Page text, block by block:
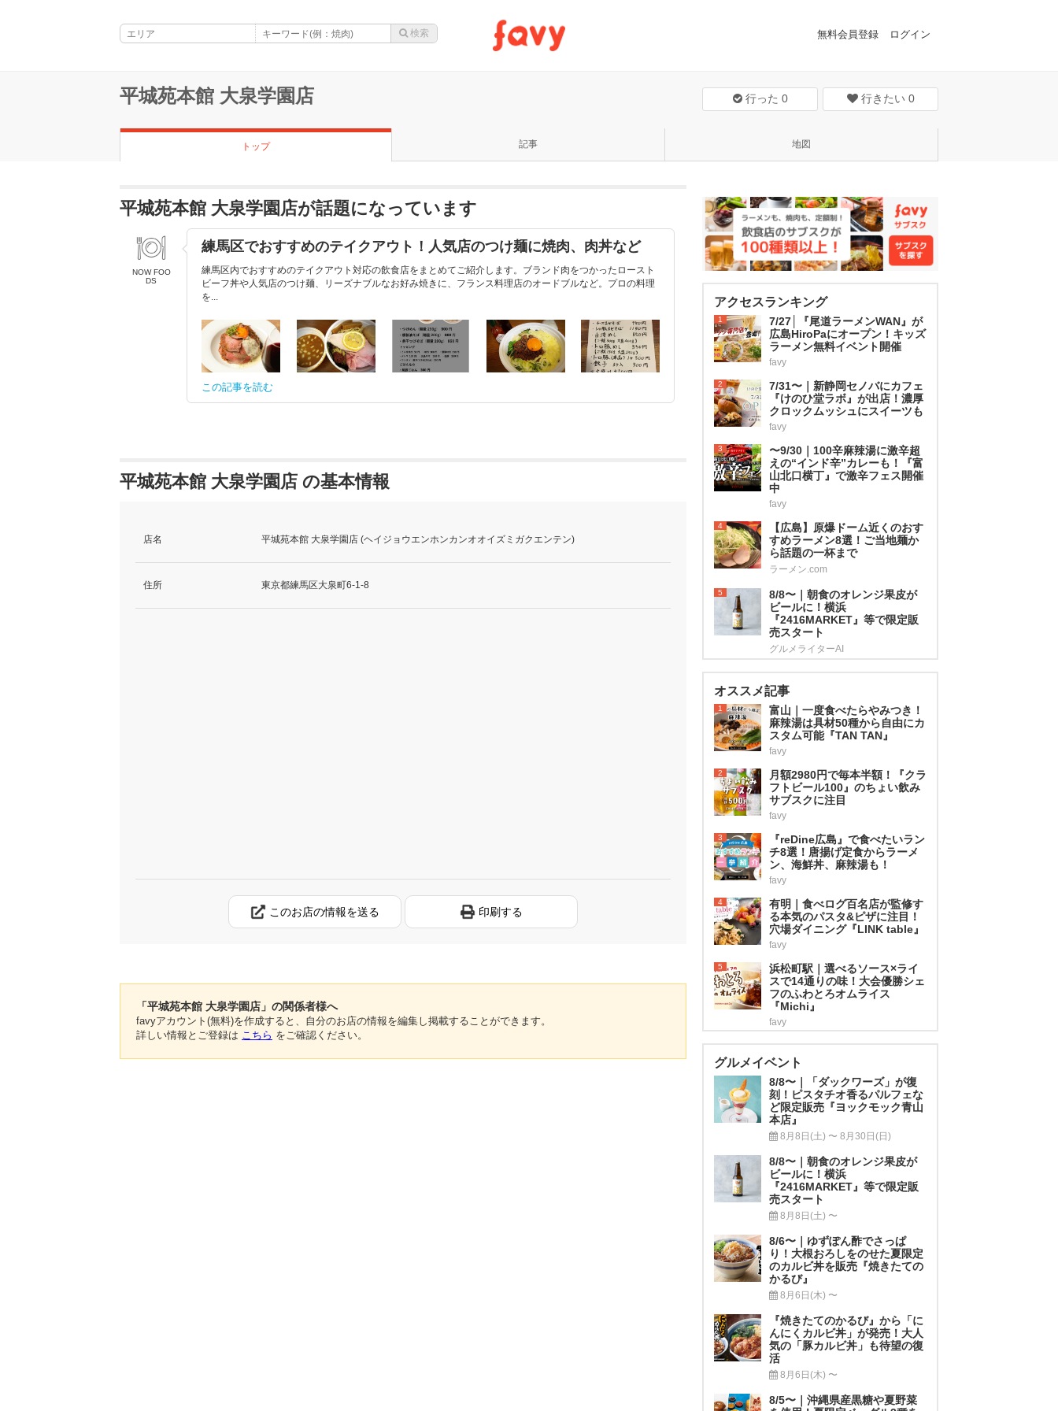
無料会員登録 ログイン
平城苑本館 大泉学園店 行った 0 行きたい 0
トップ 記事 地図
平城苑本館 大泉学園店が話題になっています
NOW FOO
DS
練馬区でおすすめのテイクアウト！人気店のつけ麺に焼肉、肉丼など
練馬区内でおすすめのテイクアウト対応の飲食店をまとめてご紹介します。ブランド肉をつかったロースト
ビーフ丼や人気店のつけ麺、リーズナブルなお好み焼きに、フランス料理店のオードブルなど。プロの料理
を...
この記事を読む
平城苑本館 大泉学園店 の基本情報
店名 平城苑本館 大泉学園店 (ヘイジョウエンホンカンオオイズミガクエンテン)
住所 東京都練馬区大泉町6-1-8
このお店の情報を送る 印刷する
「平城苑本館 大泉学園店」の関係者様へ
favyアカウント(無料)を作成すると、自分のお店の情報を編集し掲載することができます。
詳しい情報とご登録は こちら をご確認ください。
アクセスランキング
1
7/27│『尾道ラーメンWAN』が
広島HiroPaにオープン！キッズ
ラーメン無料イベント開催
favy
2
7/31〜｜新静岡セノバにカフェ
『けのひ堂ラボ』が出店！濃厚
クロックムッシュにスイーツも
favy
3
〜9/30｜100辛麻辣湯に激辛超
えの“インド辛”カレーも！『富
山北口横丁』で激辛フェス開催
中
favy
4
【広島】原爆ドーム近くのおす
すめラーメン8選！ご当地麺か
ら話題の一杯まで
ラーメン.com
5
8/8〜｜朝食のオレンジ果皮が
ビールに！横浜
『2416MARKET』等で限定販
売スタート
グルメライターAI
オススメ記事
1
富山｜一度食べたらやみつき！
麻辣湯は具材50種から自由にカ
スタム可能『TAN TAN』
favy
2
月額2980円で毎本半額！『クラ
フトビール100』のちょい飲み
サブスクに注目
favy
3
『reDine広島』で食べたいラン
チ8選！唐揚げ定食からラーメ
ン、海鮮丼、麻辣湯も！
favy
4
有明｜食べログ百名店が監修す
る本気のパスタ&ピザに注目！
穴場ダイニング『LINK table』
favy
5
浜松町駅｜選べるソース×ライ
スで14通りの味！大会優勝シェ
フのふわとろオムライス
『Michi』
favy
グルメイベント
8/8〜｜「ダックワーズ」が復
刻！ピスタチオ香るパルフェな
ど限定販売『ヨックモック青山
本店』
8月8日(土) 〜 8月30日(日)
8/8〜｜朝食のオレンジ果皮が
ビールに！横浜
『2416MARKET』等で限定販
売スタート
8月8日(土) 〜
8/6〜｜ゆずぽん酢でさっぱ
り！大根おろしをのせた夏限定
のカルビ丼を販売『焼きたての
かるび』
8月6日(木) 〜
『焼きたてのかるび』から「に
んにくカルビ丼」が発売！大人
気の「豚カルビ丼」も待望の復
活
8月6日(木) 〜
8/5〜｜沖縄県産黒糖や夏野菜